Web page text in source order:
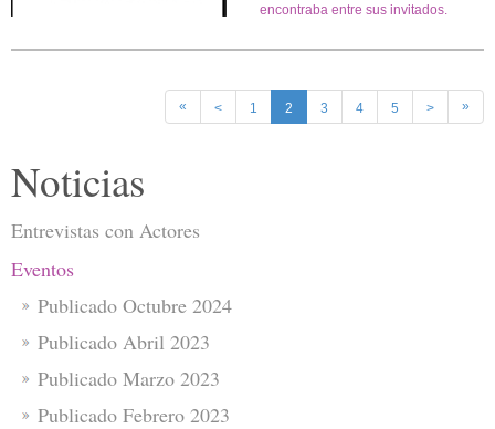
encontraba entre sus invitados.
« < 1 2 3 4 5 > »
Noticias
Entrevistas con Actores
Eventos
Publicado Octubre 2024
Publicado Abril 2023
Publicado Marzo 2023
Publicado Febrero 2023